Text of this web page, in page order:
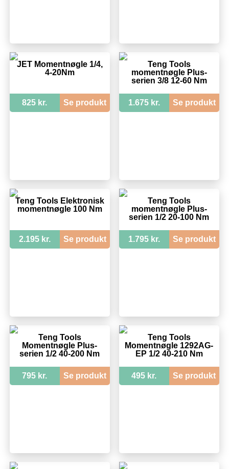
JET Momentnøgle 1/4,
4-20Nm
825 kr. Se produkt
Teng Tools
momentnøgle Plus-
serien 3/8 12-60 Nm
1.675 kr. Se produkt
Teng Tools Elektronisk
momentnøgle 100 Nm
2.195 kr. Se produkt
Teng Tools
momentnøgle Plus-
serien 1/2 20-100 Nm
1.795 kr. Se produkt
Teng Tools
Momentnøgle Plus-
serien 1/2 40-200 Nm
795 kr. Se produkt
Teng Tools
Momentnøgle 1292AG-
EP 1/2 40-210 Nm
495 kr. Se produkt